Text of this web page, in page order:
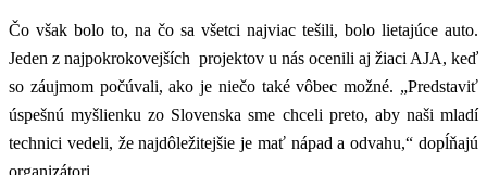
Čo však bolo to, na čo sa všetci najviac tešili, bolo lietajúce auto.
Jeden z najpokrokovejších projektov u nás ocenili aj žiaci AJA, keď
so záujmom počúvali, ako je niečo také vôbec možné. „Predstaviť
úspešnú myšlienku zo Slovenska sme chceli preto, aby naši mladí
technici vedeli, že najdôležitejšie je mať nápad a odvahu,“ dopĺňajú
organizátori.